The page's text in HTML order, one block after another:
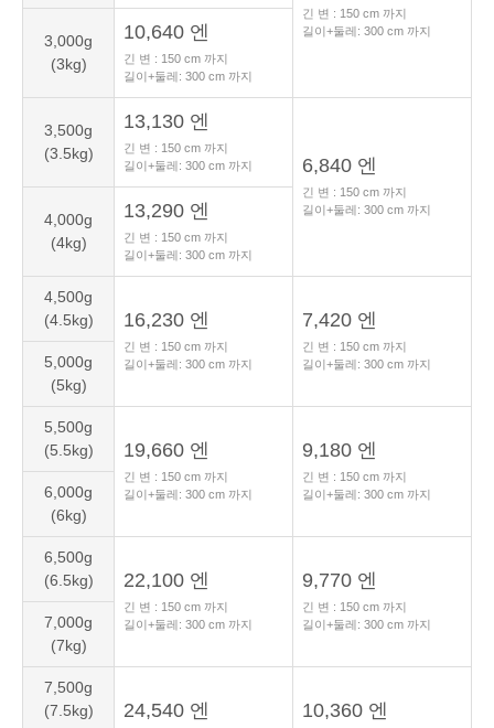
긴 변 : 150 cm 까지
길이+둘레: 300 cm 까지
3,000g
(3kg)
10,640 엔
긴 변 : 150 cm 까지
길이+둘레: 300 cm 까지
3,500g
(3.5kg)
13,130 엔
긴 변 : 150 cm 까지
길이+둘레: 300 cm 까지 6,840 엔
긴 변 : 150 cm 까지
길이+둘레: 300 cm 까지
4,000g
(4kg)
13,290 엔
긴 변 : 150 cm 까지
길이+둘레: 300 cm 까지
4,500g
(4.5kg)
16,230 엔
긴 변 : 150 cm 까지
길이+둘레: 300 cm 까지
7,420 엔
긴 변 : 150 cm 까지
길이+둘레: 300 cm 까지
5,000g
(5kg)
5,500g
(5.5kg)
19,660 엔
긴 변 : 150 cm 까지
길이+둘레: 300 cm 까지
9,180 엔
긴 변 : 150 cm 까지
길이+둘레: 300 cm 까지
6,000g
(6kg)
6,500g
(6.5kg)
22,100 엔
긴 변 : 150 cm 까지
길이+둘레: 300 cm 까지
9,770 엔
긴 변 : 150 cm 까지
길이+둘레: 300 cm 까지
7,000g
(7kg)
7,500g
(7.5kg)
24,540 엔 10,360 엔